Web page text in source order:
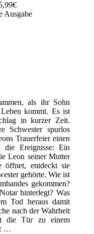
Ausgabe
als ihr Sohn
kommt. Es ist
in kurzer Zeit.
Schwester spurlos
Trauerfeier einen
die Ereignisse: Ein
Leon seiner Mutter
entdeckt sie
gehörte. Wie ist
gekommen?
hinterlegt? Was
Tod heraus damit
nach der Wahrheit
die Tür zu einem
…